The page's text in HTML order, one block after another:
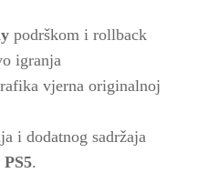
podrškom i rollback
igranja
vjerna originalnoj
i dodatnog sadržaja
PS5.